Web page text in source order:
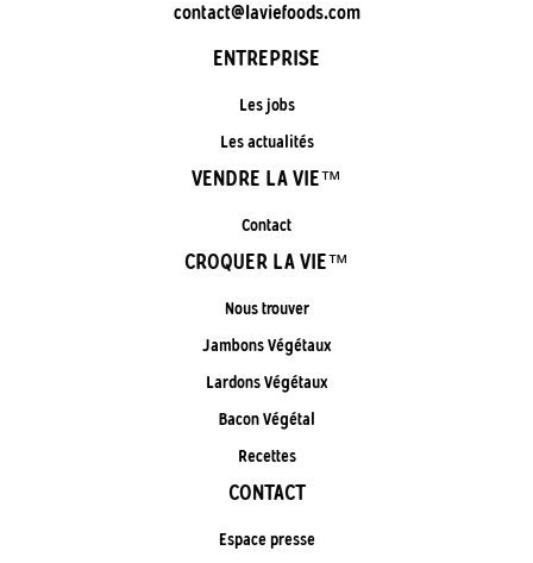
contact@laviefoods.com
ENTREPRISE
Les jobs
Les actualités
VENDRE LA VIE™
Contact
CROQUER LA VIE™
Nous trouver
Jambons Végétaux
Lardons Végétaux
Bacon Végétal
Recettes
CONTACT
Espace presse